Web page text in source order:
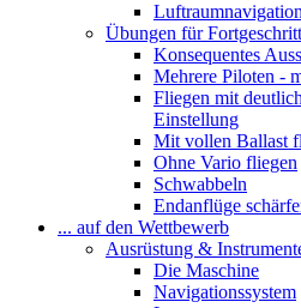
Übungen für
Konsequentes
Mehrere Piloten -
Fliegen mit
Einstellung
Mit vollen Ballast
Ohne Vario fliegen
Schwabbeln
Endanflüge
... auf den Wettbewerb
Ausrüstung &
Die Maschine
Navigationssystem